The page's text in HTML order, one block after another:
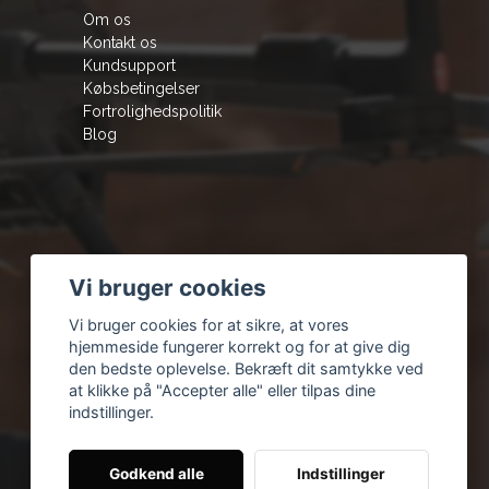
Om os
Kontakt os
Kundsupport
Købsbetingelser
Fortrolighedspolitik
Blog
Vi bruger cookies
Vi bruger cookies for at sikre, at vores
hjemmeside fungerer korrekt og for at give dig
den bedste oplevelse. Bekræft dit samtykke ved
at klikke på "Accepter alle" eller tilpas dine
indstillinger.
Godkend alle Indstillinger